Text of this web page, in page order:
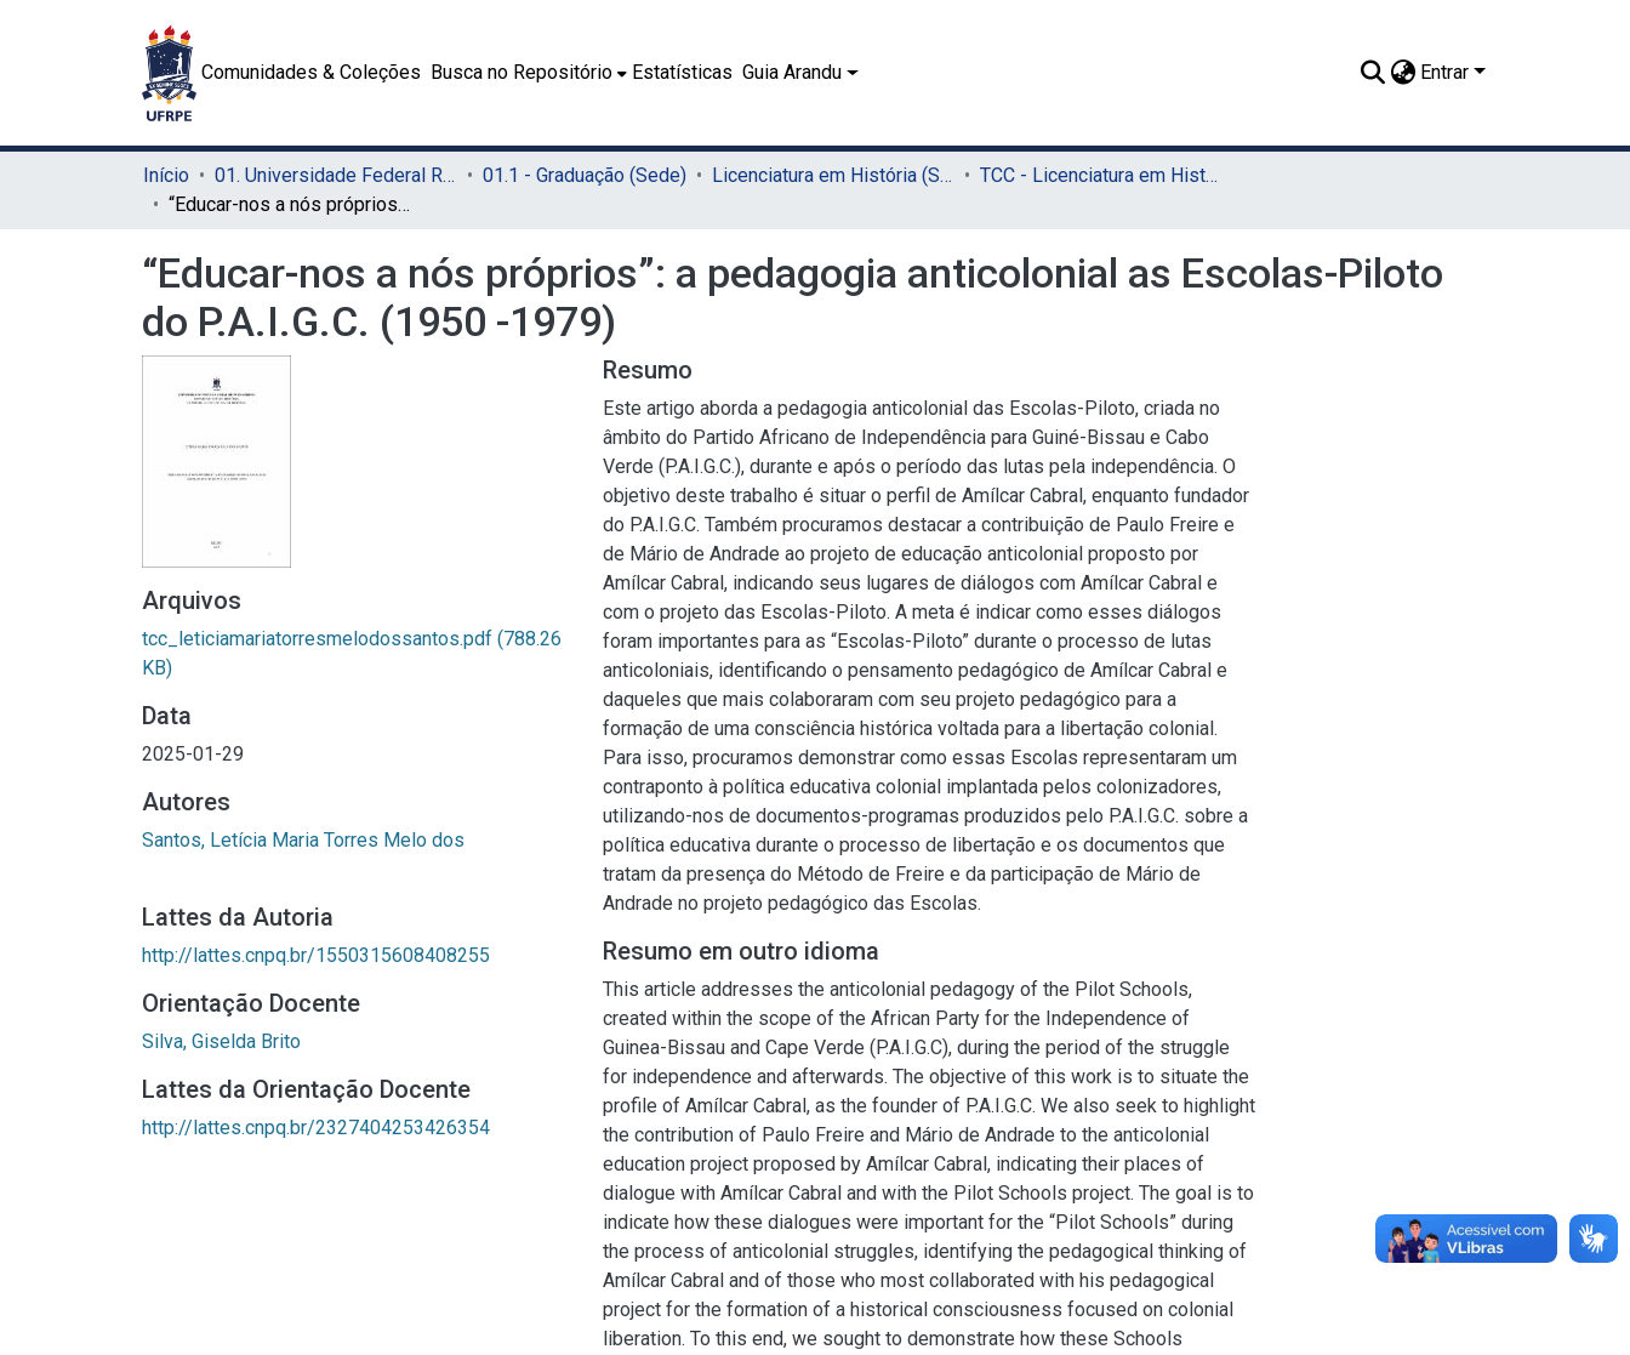
Comunidades & Coleções Busca no Repositório Estatísticas Guia Arandu Entrar
Início 01. Universidade Federal Rural de Pernambuco - UFRPE (Sede) 01.1 - Graduação (Sede) Licenciatura em História (Sede)
TCC - Licenciatura em História (Sede)
“Educar-nos a nós próprios”: a pedagogia anticolonial as Escolas-Piloto do P.A.I.G.C. (1950 -1979)
“Educar-nos a nós próprios”: a pedagogia anticolonial as Escolas-Piloto
do P.A.I.G.C. (1950 -1979)
Arquivos
tcc_leticiamariatorresmelodossantos.pdf (788.26
KB)
Data
2025-01-29
Autores
Santos, Letícia Maria Torres Melo dos
Lattes da Autoria
http://lattes.cnpq.br/1550315608408255
Orientação Docente
Silva, Giselda Brito
Lattes da Orientação Docente
http://lattes.cnpq.br/2327404253426354
Resumo
Este artigo aborda a pedagogia anticolonial das Escolas-Piloto, criada no
âmbito do Partido Africano de Independência para Guiné-Bissau e Cabo
Verde (P.A.I.G.C.), durante e após o período das lutas pela independência. O
objetivo deste trabalho é situar o perfil de Amílcar Cabral, enquanto fundador
do P.A.I.G.C. Também procuramos destacar a contribuição de Paulo Freire e
de Mário de Andrade ao projeto de educação anticolonial proposto por
Amílcar Cabral, indicando seus lugares de diálogos com Amílcar Cabral e
com o projeto das Escolas-Piloto. A meta é indicar como esses diálogos
foram importantes para as “Escolas-Piloto” durante o processo de lutas
anticoloniais, identificando o pensamento pedagógico de Amílcar Cabral e
daqueles que mais colaboraram com seu projeto pedagógico para a
formação de uma consciência histórica voltada para a libertação colonial.
Para isso, procuramos demonstrar como essas Escolas representaram um
contraponto à política educativa colonial implantada pelos colonizadores,
utilizando-nos de documentos-programas produzidos pelo P.A.I.G.C. sobre a
política educativa durante o processo de libertação e os documentos que
tratam da presença do Método de Freire e da participação de Mário de
Andrade no projeto pedagógico das Escolas.
Resumo em outro idioma
This article addresses the anticolonial pedagogy of the Pilot Schools,
created within the scope of the African Party for the Independence of
Guinea-Bissau and Cape Verde (P.A.I.G.C), during the period of the struggle
for independence and afterwards. The objective of this work is to situate the
profile of Amílcar Cabral, as the founder of P.A.I.G.C. We also seek to highlight
the contribution of Paulo Freire and Mário de Andrade to the anticolonial
education project proposed by Amílcar Cabral, indicating their places of
dialogue with Amílcar Cabral and with the Pilot Schools project. The goal is to
indicate how these dialogues were important for the “Pilot Schools” during
the process of anticolonial struggles, identifying the pedagogical thinking of
Amílcar Cabral and of those who most collaborated with his pedagogical
project for the formation of a historical consciousness focused on colonial
liberation. To this end, we sought to demonstrate how these Schools